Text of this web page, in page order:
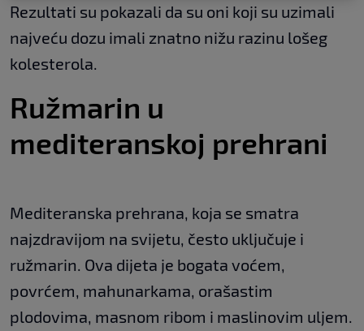
Rezultati su pokazali da su oni koji su uzimali
najveću dozu imali znatno nižu razinu lošeg
kolesterola.
Ružmarin u
mediteranskoj prehrani
Mediteranska prehrana, koja se smatra
najzdravijom na svijetu, često uključuje i
ružmarin. Ova dijeta je bogata voćem,
povrćem, mahunarkama, orašastim
plodovima, masnom ribom i maslinovim uljem.